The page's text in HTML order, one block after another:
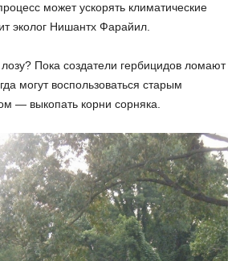
может ускорять климатические
эколог Нишантх Фарайил.
Пока создатели гербицидов ломают
могут воспользоваться старым
— выкопать корни сорняка.